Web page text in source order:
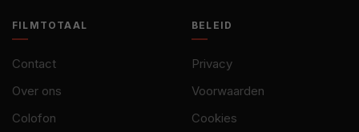
FILMTOTAAL
Contact
Over ons
Colofon
BELEID
Privacy
Voorwaarden
Cookies